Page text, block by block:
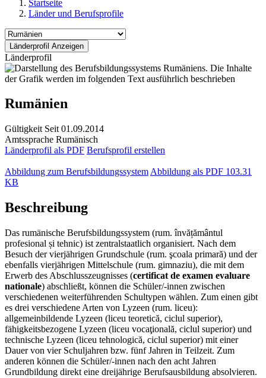
Startseite
Länder und Berufsprofile
Länderprofil
Rumänien
Gültigkeit Seit 01.09.2014
Amtssprache Rumänisch
Länderprofil als PDF Berufsprofil erstellen
Abbildung zum Berufsbildungssystem Abbildung als PDF 103.31
KB
Beschreibung
Das rumänische Berufsbildungssystem (rum. învățământul
profesional și tehnic) ist zentralstaatlich organisiert. Nach dem
Besuch der vierjährigen Grundschule (rum. şcoala primară) und der
ebenfalls vierjährigen Mittelschule (rum. gimnaziu), die mit dem
Erwerb des Abschlusszeugnisses (certificat de examen evaluare
nationale) abschließt, können die Schüler/-innen zwischen
verschiedenen weiterführenden Schultypen wählen. Zum einen gibt
es drei verschiedene Arten von Lyzeen (rum. liceu):
allgemeinbildende Lyzeen (liceu teoretică, ciclul superior),
fähigkeitsbezogene Lyzeen (liceu vocaţională, ciclul superior) und
technische Lyzeen (liceu tehnologică, ciclul superior) mit einer
Dauer von vier Schuljahren bzw. fünf Jahren in Teilzeit. Zum
anderen können die Schüler/-innen nach den acht Jahren
Grundbildung direkt eine dreijährige Berufsausbildung absolvieren.